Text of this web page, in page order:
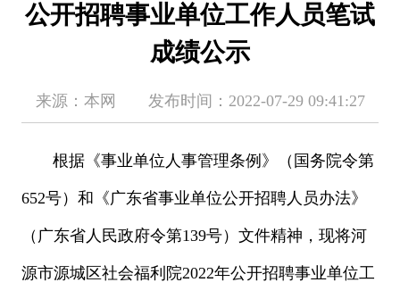
公开招聘事业单位工作人员笔试
成绩公示
来源：本网 发布时间：2022-07-29 09:41:27
根据《事业单位人事管理条例》（国务院令第
652号）和《广东省事业单位公开招聘人员办法》
（广东省人民政府令第139号）文件精神，现将河
源市源城区社会福利院2022年公开招聘事业单位工